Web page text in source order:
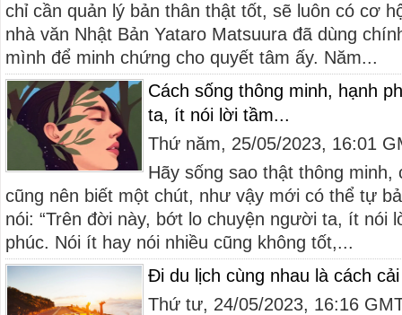
chỉ cần quản lý bản thân thật tốt, sẽ luôn có cơ
nhà văn Nhật Bản Yataro Matsuura đã dùng
mình để minh chứng cho quyết tâm ấy. Năm...
Cách sống thông minh, hạnh
ta, ít nói lời tầm...
Thứ năm, 25/05/2023, 16:01
Hãy sống sao thật thông
cũng nên biết một chút, như vậy mới có thể tự
nói: “Trên đời này, bớt lo chuyện người ta, ít nói
phúc. Nói ít hay nói nhiều cũng không tốt,...
Đi du lịch cùng nhau là cách
Thứ tư, 24/05/2023, 16:16